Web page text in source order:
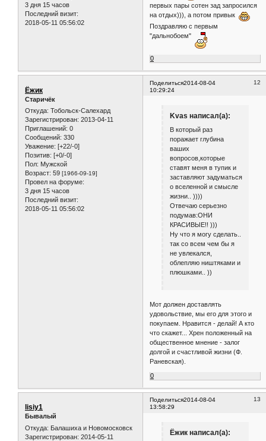
3 дня 15 часов
Последний визит:
2018-05-11 05:56:02
первых пары сотен зад запросился
на отдых))), а потом привык
Поздравляю с первым
"дальнобоем"
0
Поделиться 12
2014-08-04
10:29:24
Ёжик
Старичёк
Откуда: Тобольск-Салехард
Зарегистрирован: 2013-04-11
Приглашений: 0
Сообщений: 330
Уважение: [+22/-0]
Позитив: [+0/-0]
Пол: Мужской
Возраст: 59 [1966-09-19]
Провел на форуме:
3 дня 15 часов
Последний визит:
2018-05-11 05:56:02
Kvas написал(а):
В который раз
поражает глубина
ваших
вопросов,которые
ставят меня в тупик и
заставляют задуматься
о вселенной и смысле
жизни.. ))))
Отвечаю серьезно
подумав:ОНИ
КРАСИВЫЕ!! )))
Ну что я могу сделать..
так со всем чем бы я
не увлекался,
облепляю ништяками и
плюшками.. ))
Мот должен доставлять
удовольствие, мы его для этого и
покупаем. Нравится - делай! А кто
что скажет... Хрен положенный на
общественное мнение - залог
долгой и счастливой жизни (Ф.
Раневская).
0
Поделиться 13
2014-08-04
13:58:29
lisiy1
Бывалый
Откуда: Балашиха и Новомосковск
Зарегистрирован: 2014-05-11
Ёжик написал(а):